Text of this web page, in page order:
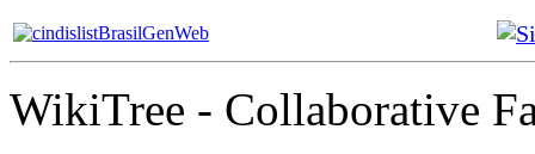
BrasilGenWeb
WikiTree - Collaborative